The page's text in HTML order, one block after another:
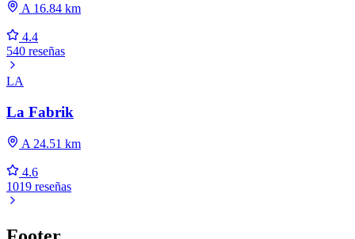
A 16.84 km
4.4
540 reseñas
LA
La Fabrik
A 24.51 km
4.6
1019 reseñas